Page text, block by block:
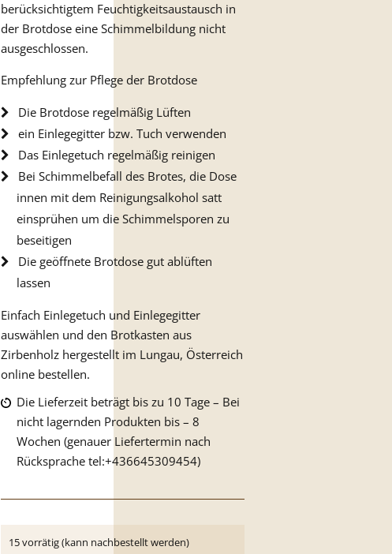
berücksichtigtem Feuchtigkeitsaustausch in
der Brotdose eine Schimmelbildung nicht
ausgeschlossen.
Empfehlung zur Pflege der Brotdose
Die Brotdose regelmäßig Lüften
ein Einlegegitter bzw. Tuch verwenden
Das Einlegetuch regelmäßig reinigen
Bei Schimmelbefall des Brotes, die Dose
innen mit dem Reinigungsalkohol satt
einsprühen um die Schimmelsporen zu
beseitigen
Die geöffnete Brotdose gut ablüften
lassen
Einfach Einlegetuch und Einlegegitter
auswählen und den Brotkasten aus
Zirbenholz hergestellt im Lungau, Österreich
online bestellen.
15 vorrätig (kann nachbestellt werden)